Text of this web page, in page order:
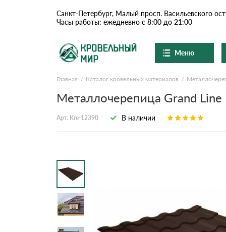
Санкт-Петербург, Малый просп. Васильевского
Часы работы: ежедневно с 8:00 до 21:00
Меню
Доставка и оплата
Акции
Отзывы
Документы
Контакты
Ондулин и шифер
Черепица
Главная Каталог кровельных материалов
Металлочерепица Grand
Арт. Kre-12390 В наличии